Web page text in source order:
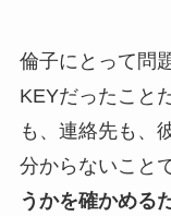
倫子にとって問
KEYだったこと
も、連絡先も、
分からないこと
うかを確かめる